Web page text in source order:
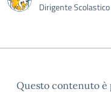
Dirigente Scolastico
Questo contenuto è